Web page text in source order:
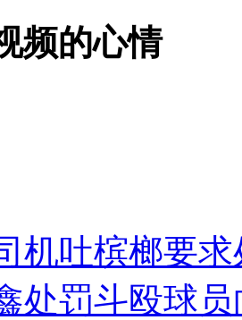
二代"残害少女
人 警民合力深夜将其击毙
频的心情
机吐槟榔要
处罚斗殴球